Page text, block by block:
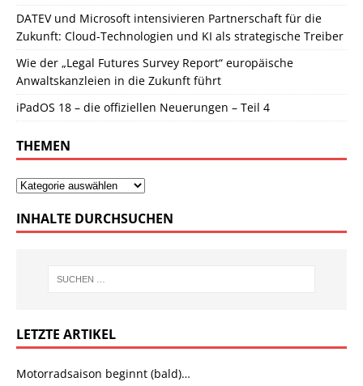
DATEV und Microsoft intensivieren Partnerschaft für die
Zukunft: Cloud-Technologien und KI als strategische Treiber
Wie der „Legal Futures Survey Report“ europäische
Anwaltskanzleien in die Zukunft führt
iPadOS 18 – die offiziellen Neuerungen – Teil 4
THEMEN
INHALTE DURCHSUCHEN
LETZTE ARTIKEL
Motorradsaison beginnt (bald)…